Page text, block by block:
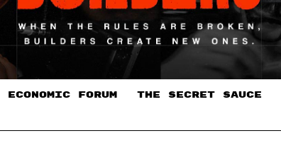
ECONOMIC FORUM THE SECRET SAUCE​